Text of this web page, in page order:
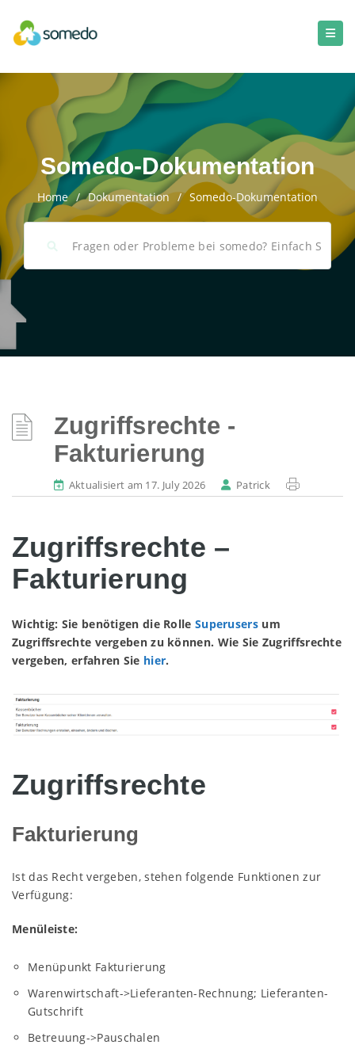
Somedo-Dokumentation
Home / Dokumentation / Somedo-Dokumentation
Zugriffsrechte -
Fakturierung
Aktualisiert am 17. July 2026 Patrick
Zugriffsrechte –
Fakturierung
Wichtig: Sie benötigen die Rolle Superusersum
Zugriffsrechte vergeben zu können. Wie Sie Zugriffsrechte
vergeben, erfahren Sie hier.
Zugriffsrechte
Fakturierung
Ist das Recht vergeben, stehen folgende Funktionen zur
Verfügung:
Menüleiste:
Menüpunkt Fakturierung
Warenwirtschaft->Lieferanten-Rechnung; Lieferanten-
Gutschrift
Betreuung->Pauschalen